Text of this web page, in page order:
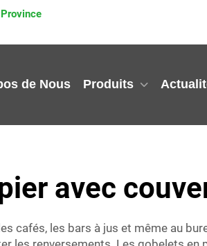
de Nous Produits
avec
cafés, les bars à jus et même au